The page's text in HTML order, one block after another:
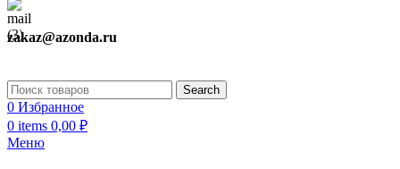
zakaz@azonda.ru
Search
0 Избранное
0 items 0,00 ₽
Меню